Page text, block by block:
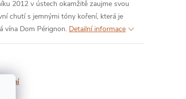
2012 v ústech okamžitě zaujme svou
chutí s jemnými tóny koření, která je
vína Dom Pérignon. Detailní informace